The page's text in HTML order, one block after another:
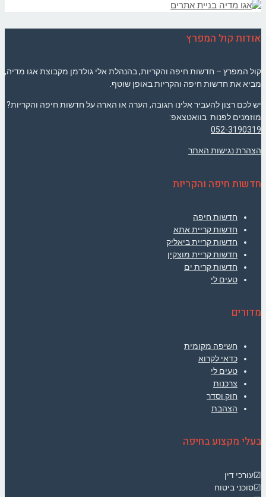
אודות קול המפרץ
קול המפרץ – חדשות חיפה והקריות, בהנהלת אלי גולדמן מקבוצת אגו מדיה,
מביא את חדשות חיפה והקריות באופן שוטף.
יש לכם רצון להעביר אלינו תגובה, הערה או הארה על חדשות חיפה והקריות?
מוזמנים לפנות בוואטצאפ:
052-3190319
הצהרת נגישות האתר
חדשות חיפה והקריות
חדשות חיפה
חדשות קריית אתא
חדשות קריית ביאליק
חדשות קריית מוצקין
חדשות קרית ים
טעים לי
מדורים
חשיפה מקומית
כדאי לקרוא
טעים לי
צרכנות
חוק וסדר
הצהבת
בעלי מקצוע בחיפה
☑עורכי דין
☑סוכני ביטוח